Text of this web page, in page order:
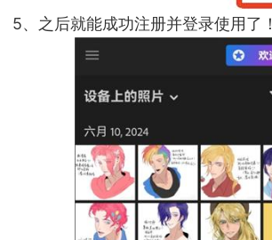
5、之后就能成功注册并登录使用了！